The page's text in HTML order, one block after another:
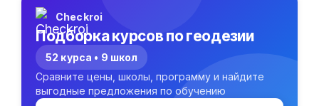
Checkroi
Подборка курсов по геодезии
52 курса • 9 школ
Сравните цены, школы, программу и найдите
выгодные предложения по обучению